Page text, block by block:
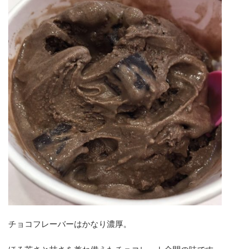
チョコフレーバーはかなり濃厚。